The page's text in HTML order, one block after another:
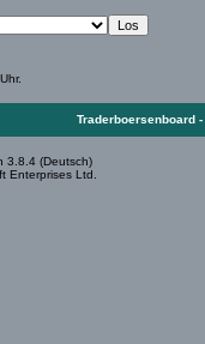
Uhr.
Traderboersenboard -
3.8.4 (Deutsch)
Enterprises Ltd.